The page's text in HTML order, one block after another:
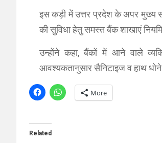
इस कड़ी में उत्तर प्रदेश के अपर मुख्य
की सुविधा हेतु समस्त बैंक शाखाएं
उन्होंने कहा, बैंकों में आने वाले
आवश्यकतानुसार सैनिटाइज व हाथ धोने
More
Related